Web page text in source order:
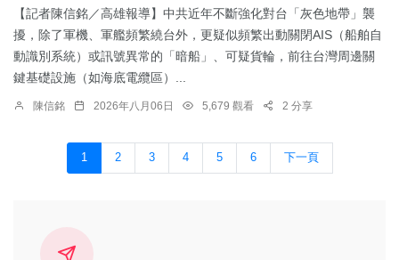
【記者陳信銘／高雄報導】中共近年不斷強化對台「灰色地帶」襲
擾，除了軍機、軍艦頻繁繞台外，更疑似頻繁出動關閉AIS（船舶自
動識別系統）或訊號異常的「暗船」、可疑貨輪，前往台灣周邊關
鍵基礎設施（如海底電纜區）...
陳信銘 2026年八月06日 5,679 觀看 2 分享
1 2 3 4 5 6 下一頁